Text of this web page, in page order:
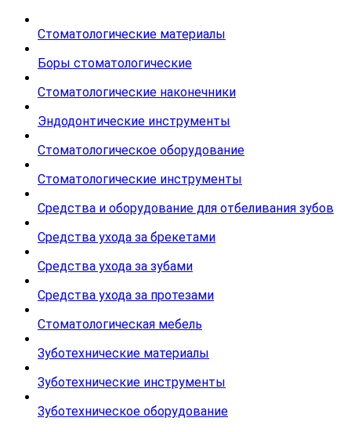
Стоматологические материалы
Боры стоматологические
Стоматологические наконечники
Эндодонтические инструменты
Стоматологическое оборудование
Стоматологические инструменты
Средства и оборудование для отбеливания зубов
Средства ухода за брекетами
Средства ухода за зубами
Средства ухода за протезами
Стоматологическая мебель
Зуботехнические материалы
Зуботехнические инструменты
Зуботехническое оборудование